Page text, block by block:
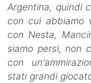
Argentina, quindi
con cui abbiamo
con Nesta,
siamo persi, non
con
stati grandi